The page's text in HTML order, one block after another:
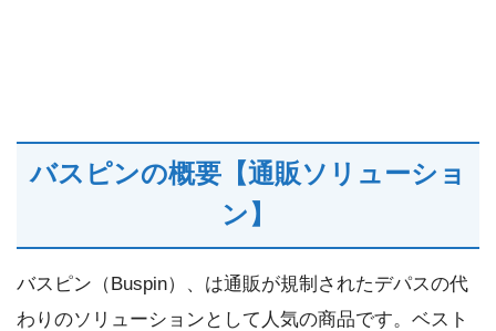
バスピンの概要【通販ソリューショ
ン】
バスピン（Buspin）、は通販が規制されたデパスの代
わりのソリューションとして人気の商品です。ベスト